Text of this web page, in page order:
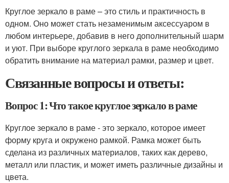
Круглое зеркало в раме – это стиль и практичность в
одном. Оно может стать незаменимым аксессуаром в
любом интерьере, добавив в него дополнительный шарм
и уют. При выборе круглого зеркала в раме необходимо
обратить внимание на материал рамки, размер и цвет.
Связанные вопросы и ответы:
Вопрос 1: Что такое круглое зеркало в раме
Круглое зеркало в раме - это зеркало, которое имеет
форму круга и окружено рамкой. Рамка может быть
сделана из различных материалов, таких как дерево,
металл или пластик, и может иметь различные дизайны и
цвета.